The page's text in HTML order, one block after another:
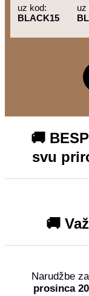
uz kod:
BLACK15
uz
🚚
svu
🚚
Narudžbe
prosinca